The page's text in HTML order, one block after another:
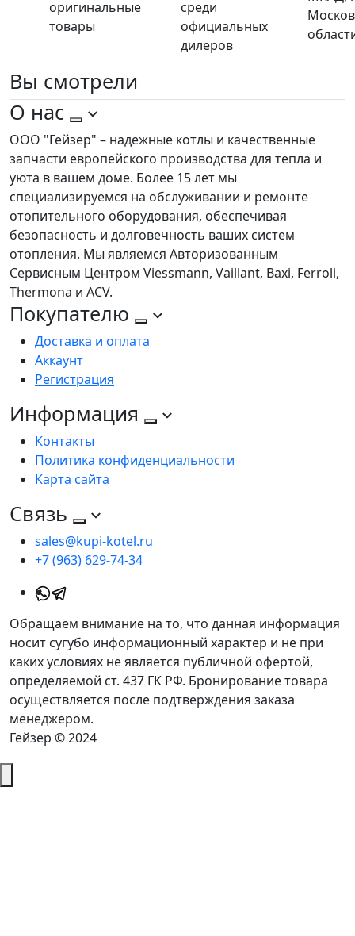
оригинальные
товары
среди
официальных
дилеров
Вы смотрели
О нас
ООО "Гейзер" – надежные котлы и качественные
запчасти европейского производства для тепла и
уюта в вашем доме. Более 15 лет мы
специализируемся на обслуживании и ремонте
отопительного оборудования, обеспечивая
безопасность и долговечность ваших систем
отопления. Мы являемся Авторизованным
Сервисным Центром Viessmann, Vaillant, Baxi, Ferroli,
Thermona и ACV.
Покупателю
Доставка и оплата
Аккаунт
Регистрация
Информация
Контакты
Политика конфиденциальности
Карта сайта
Связь
sales@kupi-kotel.ru
+7 (963) 629-74-34
Обращаем внимание на то, что данная информация
носит сугубо информационный характер и не при
каких условиях не является публичной офертой,
определяемой ст. 437 ГК РФ. Бронирование товара
осуществляется после подтверждения заказа
менеджером.
Гейзер © 2024